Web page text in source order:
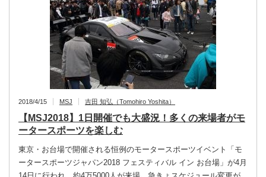
2018/4/15 MSJ 吉田 知弘（Tomohiro Yoshita）
【MSJ2018】1日開催でも大盛況！多くの来場者がモ
ータースポーツを楽しむ
東京・お台場で開催される恒例のモータースポーツイベント「モ
ータースポーツジャパン2018 フェスティバル イン お台場」が4月